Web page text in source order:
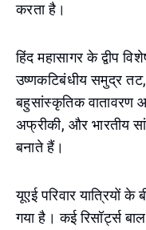
करता है।
हिंद महासागर के द्वीप
उष्णकटिबंधीय समुद्र
बहुसांस्कृतिक वातावरण
अफ्रीकी, और भारतीय
बनाते हैं।
यूएई परिवार यात्रियों
गया है। कई रिसॉर्ट्स